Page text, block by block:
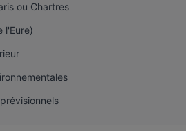
ou Chartres
l'Eure)